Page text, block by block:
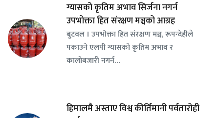
ग्यासको कृतिम अभाव सिर्जना नगर्न
उपभोक्ता हित संरक्षण मञ्चको आग्रह
बुटवल । उपभोक्ता हित संरक्षण मञ्च, रूपन्देहीले
पकाउने एलपी ग्यासको कृतिम अभाव र
कालोबजारी नगर्न…
हिमालमै अस्ताए विश्व कीर्तिमानी पर्वतारोही